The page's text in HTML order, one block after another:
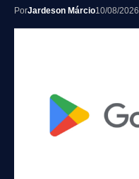
PorJardeson Márcio10/08/2026